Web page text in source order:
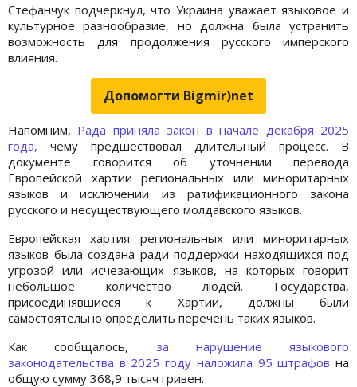
Стефанчук подчеркнул, что Украина уважает языковое и
культурное разнообразие, но должна была устранить
возможность для продолжения русского имперского
влияния.
Допомогти Bigmir)net
Напомним, Рада приняла закон в начале декабря 2025
года, чему предшествовал длительный процесс. В
документе говорится об уточнении перевода
Европейской хартии региональных или миноритарных
языков и исключении из ратификационного закона
русского и несуществующего молдавского языков.
Европейская хартия региональных или миноритарных
языков была создана ради поддержки находящихся под
угрозой или исчезающих языков, на которых говорит
небольшое количество людей. Государства,
присоединявшиеся к Хартии, должны были
самостоятельно определить перечень таких языков.
Как сообщалось, за нарушение языкового
законодательства в 2025 году наложила 95 штрафов на
общую сумму 368,9 тысяч гривен.